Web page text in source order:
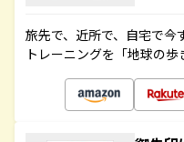
旅先で、近所で、自宅で今
トレーニングを「地球の